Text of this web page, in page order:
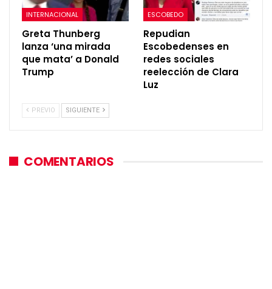
INTERNACIONAL
Greta Thunberg
lanza ‘una mirada
que mata’ a Donald
Trump
ESCOBEDO
Repudian
Escobedenses en
redes sociales
reelección de Clara
Luz
PREVIO SIGUIENTE
COMENTARIOS